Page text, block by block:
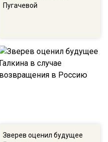
Пугачевой
Зверев оценил будущее